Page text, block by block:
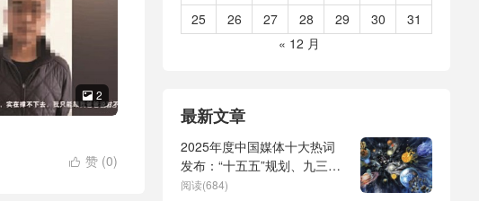
 2
 赞 (0)
25
26 27 28 29 30
31
« 12 月
最新文章
2025年度中国媒体十大热词
发布：“十五五”规划、九三阅
兵、全球治理倡议、
阅读(684)